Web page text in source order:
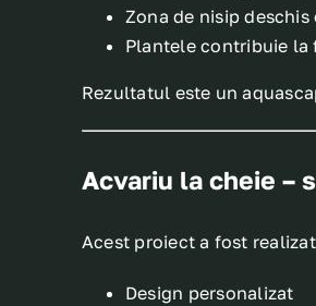
Zona de nisip
Plantele contribuie
Rezultatul este un
Acvariu la cheie –
Acest proiect a fost
Design personalizat